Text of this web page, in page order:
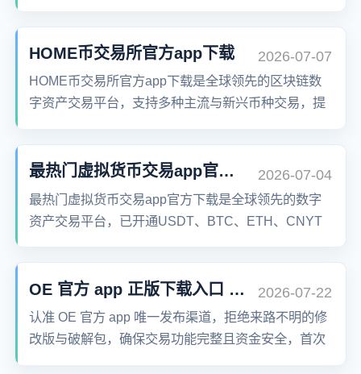
HOME币交易所官方app下载 2026-07-07
HOME币交易所官方app下载是全球领先的区块链数
字资产交易平台，支持多种主流与新兴币种交易，提
包官网下载最新版，便捷管理资产，畅享区块链在金
融、社交、游戏、电商、NFT等领域的创新应用。
最热门虚拟货币交易app官方下载 2026-07-04
最热门虚拟货币交易app官方下载是全球领先的数字
资产交易平台，已开通USDT、BTC、ETH、CNYT
提供现货交易、法币交易、合约杠杆、质押理财等一
站式服务，安全可靠，交易流畅。 OE 官方 app 正版下载入口 - 安全可信 2026-07-22
认准 OE 官方 app 唯一发布渠道，拒绝来路不明的修
改版与破解包，确保交易功能完整且资金安全，首次